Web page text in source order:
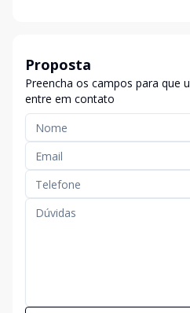
Proposta
Preencha os campos para que
entre em contato